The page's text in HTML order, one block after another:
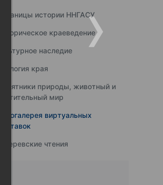
Страницы истории ННГАСУ
Историческое краеведение
Культурное наследие
Экология края
Памятники природы, животный и
растительный мир
Фотогалерея виртуальных
выставок
Юферевские чтения